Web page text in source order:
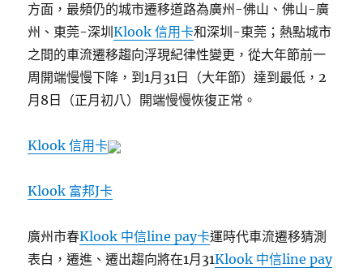
方面，最頻仍的城市遷移道路為廣州-佛山、佛山-廣
州、東莞-深圳Klook 信用卡和深圳-東莞；熱點城市
之間的車流遷移趨向浮現紀律性變更，從大年節前一
周開端慢慢下降，到1月31日（大年節）達到最低，2
月8日（正月初八）開端慢慢恢復正常。
Klook 信用卡
Klook 富邦J卡
廣州市春Klook 中信line pay卡運時代車流遷移猜測
表白，遷進、遷出趨向將在1月31Klook 中信line pay